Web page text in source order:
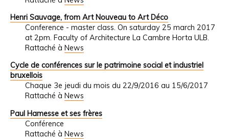
Henri Sauvage, from Art Nouveau to Art Déco
Conference - master class. On saturday 25 march 2017
at 2pm. Faculty of Architecture La Cambre Horta ULB.
Rattaché à News
Cycle de conférences sur le patrimoine social et industriel
bruxellois
Chaque 3e jeudi du mois du 22/9/2016 au 15/6/2017
Rattaché à News
Paul Hamesse et ses frères
Conférence
Rattaché à News